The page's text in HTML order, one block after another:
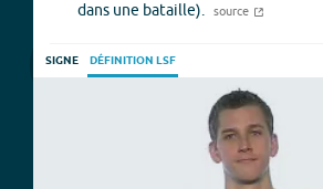
dans une bataille).
source
SIGNE DÉFINITION LSF